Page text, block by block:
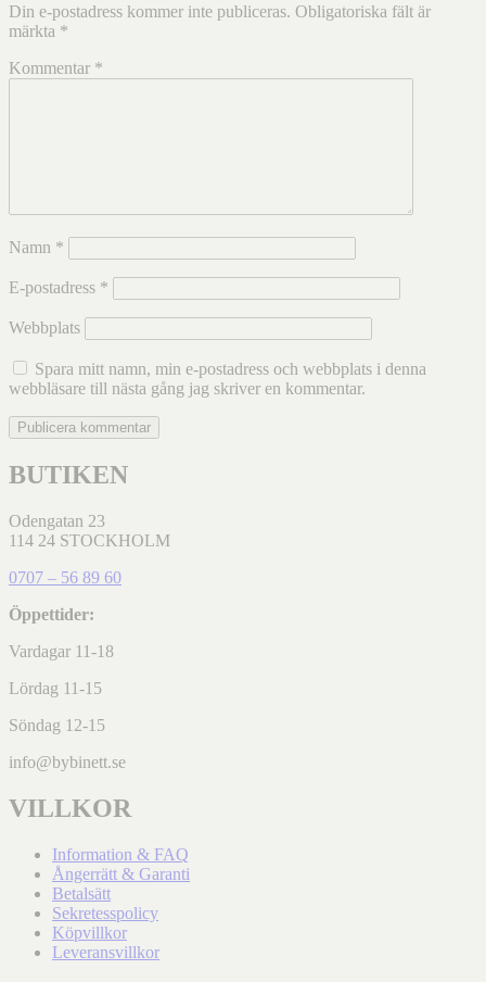
Din e-postadress kommer inte publiceras. Obligatoriska fält är
märkta *
Kommentar *
Namn *
E-postadress *
Webbplats
Spara mitt namn, min e-postadress och webbplats i denna
webbläsare till nästa gång jag skriver en kommentar.
BUTIKEN
Odengatan 23
114 24 STOCKHOLM
0707 – 56 89 60
Öppettider:
Vardagar 11-18
Lördag 11-15
Söndag 12-15
info@bybinett.se
VILLKOR
Information & FAQ
Ångerrätt & Garanti
Betalsätt
Sekretesspolicy
Köpvillkor
Leveransvillkor